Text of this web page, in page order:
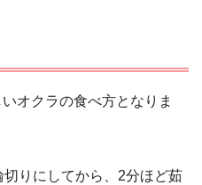
オクラの食べ方となりま
りにしてから、2分ほど茹